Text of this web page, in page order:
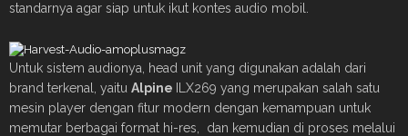
standarnya agar siap untuk ikut kontes audio mobil.
Untuk sistem audionya, head unit yang digunakan adalah dari
brand terkenal, yaitu Alpine
ILX269 yang merupakan salah satu
mesin player dengan fitur modern dengan kemampuan untuk
memutar berbagai format hi-res, dan kemudian di proses melalui